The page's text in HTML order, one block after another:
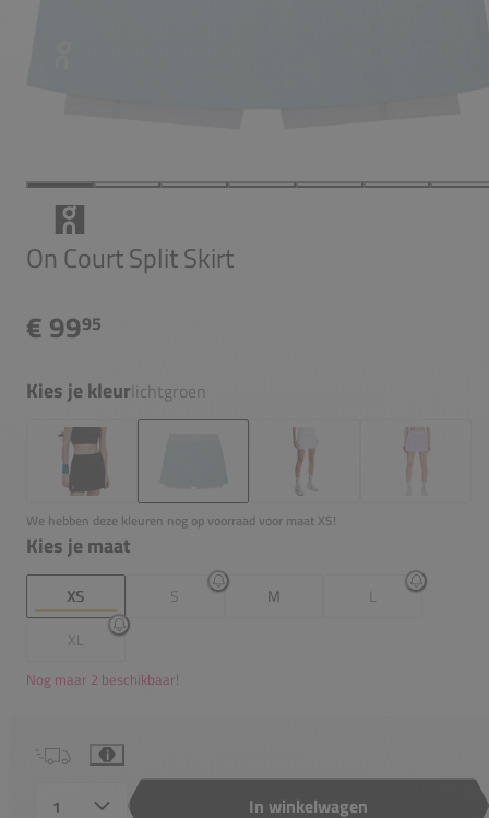
On Court Split Skirt
€ 9995
Kies je kleurlichtgroen
We hebben deze kleuren nog op voorraad voor maat XS!
Kies je maat
XS S M
L
XL
Nog maar 2 beschikbaar!
i
In winkelwagen